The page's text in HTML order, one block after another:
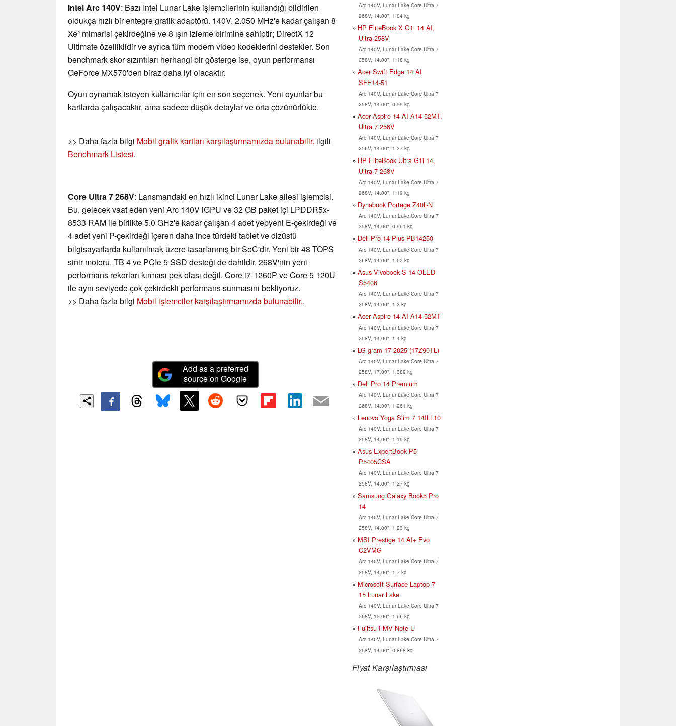
Intel Arc 140V: Bazı Intel Lunar Lake işlemcilerinin kullandığı bildirilen
oldukça hızlı bir entegre grafik adaptörü. 140V, 2.050 MHz'e kadar çalışan 8
Xe² mimarisi çekirdeğine ve 8 ışın izleme birimine sahiptir; DirectX 12
Ultimate özelliklidir ve ayrıca tüm modern video kodeklerini destekler. Son
benchmark skor sızıntıları herhangi bir gösterge ise, oyun performansı
GeForce MX570'den biraz daha iyi olacaktır.
Oyun oynamak isteyen kullanıcılar için en son seçenek. Yeni oyunlar bu
kartlarda çalışacaktır, ama sadece düşük detaylar ve orta çözünürlükte.
>> Daha fazla bilgi Mobil grafik kartları karşılaştırmamızda bulunabilir. ilgili
Benchmark Listesi.
Core Ultra 7 268V: Lansmandaki en hızlı ikinci Lunar Lake ailesi işlemcisi.
Bu, gelecek vaat eden yeni Arc 140V iGPU ve 32 GB paket içi LPDDR5x-
8533 RAM ile birlikte 5.0 GHz'e kadar çalışan 4 adet yepyeni E-çekirdeği ve
4 adet yeni P-çekirdeği içeren daha ince türdeki tablet ve dizüstü
bilgisayarlarda kullanılmak üzere tasarlanmış bir SoC'dir. Yeni bir 48 TOPS
sinir motoru, TB 4 ve PCIe 5 SSD desteği de dahildir. 268V'nin yeni
performans rekorları kırması pek olası değil. Core i7-1260P ve Core 5 120U
ile aynı seviyede çok çekirdekli performans sunmasını bekliyoruz.
>> Daha fazla bilgi Mobil işlemciler karşılaştırmamızda bulunabilir..
Add as a preferred
source on Google
Arc 140V, Lunar Lake Core Ultra 7
268V, 14.00", 1.04 kg
HP EliteBook X G1i 14 AI,
Ultra 258V
Arc 140V, Lunar Lake Core Ultra 7
258V, 14.00", 1.18 kg
Acer Swift Edge 14 AI
SFE14-51
Arc 140V, Lunar Lake Core Ultra 7
258V, 14.00", 0.99 kg
Acer Aspire 14 AI A14-52MT,
Ultra 7 256V
Arc 140V, Lunar Lake Core Ultra 7
256V, 14.00", 1.37 kg
HP EliteBook Ultra G1i 14,
Ultra 7 268V
Arc 140V, Lunar Lake Core Ultra 7
268V, 14.00", 1.19 kg
Dynabook Portege Z40L-N
Arc 140V, Lunar Lake Core Ultra 7
258V, 14.00", 0.961 kg
Dell Pro 14 Plus PB14250
Arc 140V, Lunar Lake Core Ultra 7
268V, 14.00", 1.53 kg
Asus Vivobook S 14 OLED
S5406
Arc 140V, Lunar Lake Core Ultra 7
258V, 14.00", 1.3 kg
Acer Aspire 14 AI A14-52MT
Arc 140V, Lunar Lake Core Ultra 7
258V, 14.00", 1.4 kg
LG gram 17 2025 (17Z90TL)
Arc 140V, Lunar Lake Core Ultra 7
258V, 17.00", 1.389 kg
Dell Pro 14 Premium
Arc 140V, Lunar Lake Core Ultra 7
268V, 14.00", 1.261 kg
Lenovo Yoga Slim 7 14ILL10
Arc 140V, Lunar Lake Core Ultra 7
258V, 14.00", 1.19 kg
Asus ExpertBook P5
P5405CSA
Arc 140V, Lunar Lake Core Ultra 7
258V, 14.00", 1.27 kg
Samsung Galaxy Book5 Pro
14
Arc 140V, Lunar Lake Core Ultra 7
258V, 14.00", 1.23 kg
MSI Prestige 14 AI+ Evo
C2VMG
Arc 140V, Lunar Lake Core Ultra 7
258V, 14.00", 1.7 kg
Microsoft Surface Laptop 7
15 Lunar Lake
Arc 140V, Lunar Lake Core Ultra 7
268V, 15.00", 1.66 kg
Fujitsu FMV Note U
Arc 140V, Lunar Lake Core Ultra 7
258V, 14.00", 0.868 kg
Fiyat Karşılaştırması